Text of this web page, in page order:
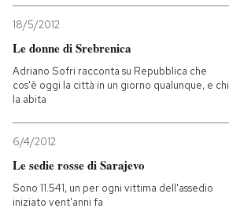
SHOP
CALENDARIO
AREA PERSONALE
Entra
18/5/2012
Le donne di Srebrenica
Adriano Sofri racconta su Repubblica che
cos'è oggi la città in un giorno qualunque, e chi
la abita
6/4/2012
Le sedie rosse di Sarajevo
Sono 11.541, un per ogni vittima dell'assedio
iniziato vent'anni fa